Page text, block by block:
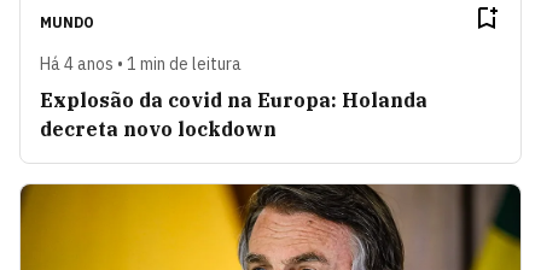
MUNDO
Há 4 anos • 1 min de leitura
Explosão da covid na Europa: Holanda
decreta novo lockdown